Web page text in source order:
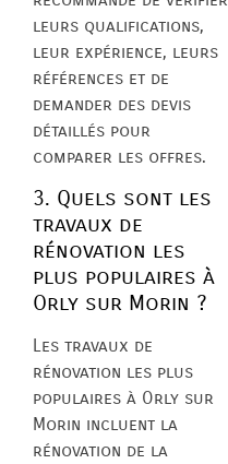
leurs qualifications,
leur expérience, leurs
références et de
demander des devis
détaillés pour
comparer les offres.
3. Quels sont les
travaux de
rénovation les
plus populaires à
Orly sur Morin ?
Les travaux de
rénovation les plus
populaires à Orly sur
Morin incluent la
rénovation de la